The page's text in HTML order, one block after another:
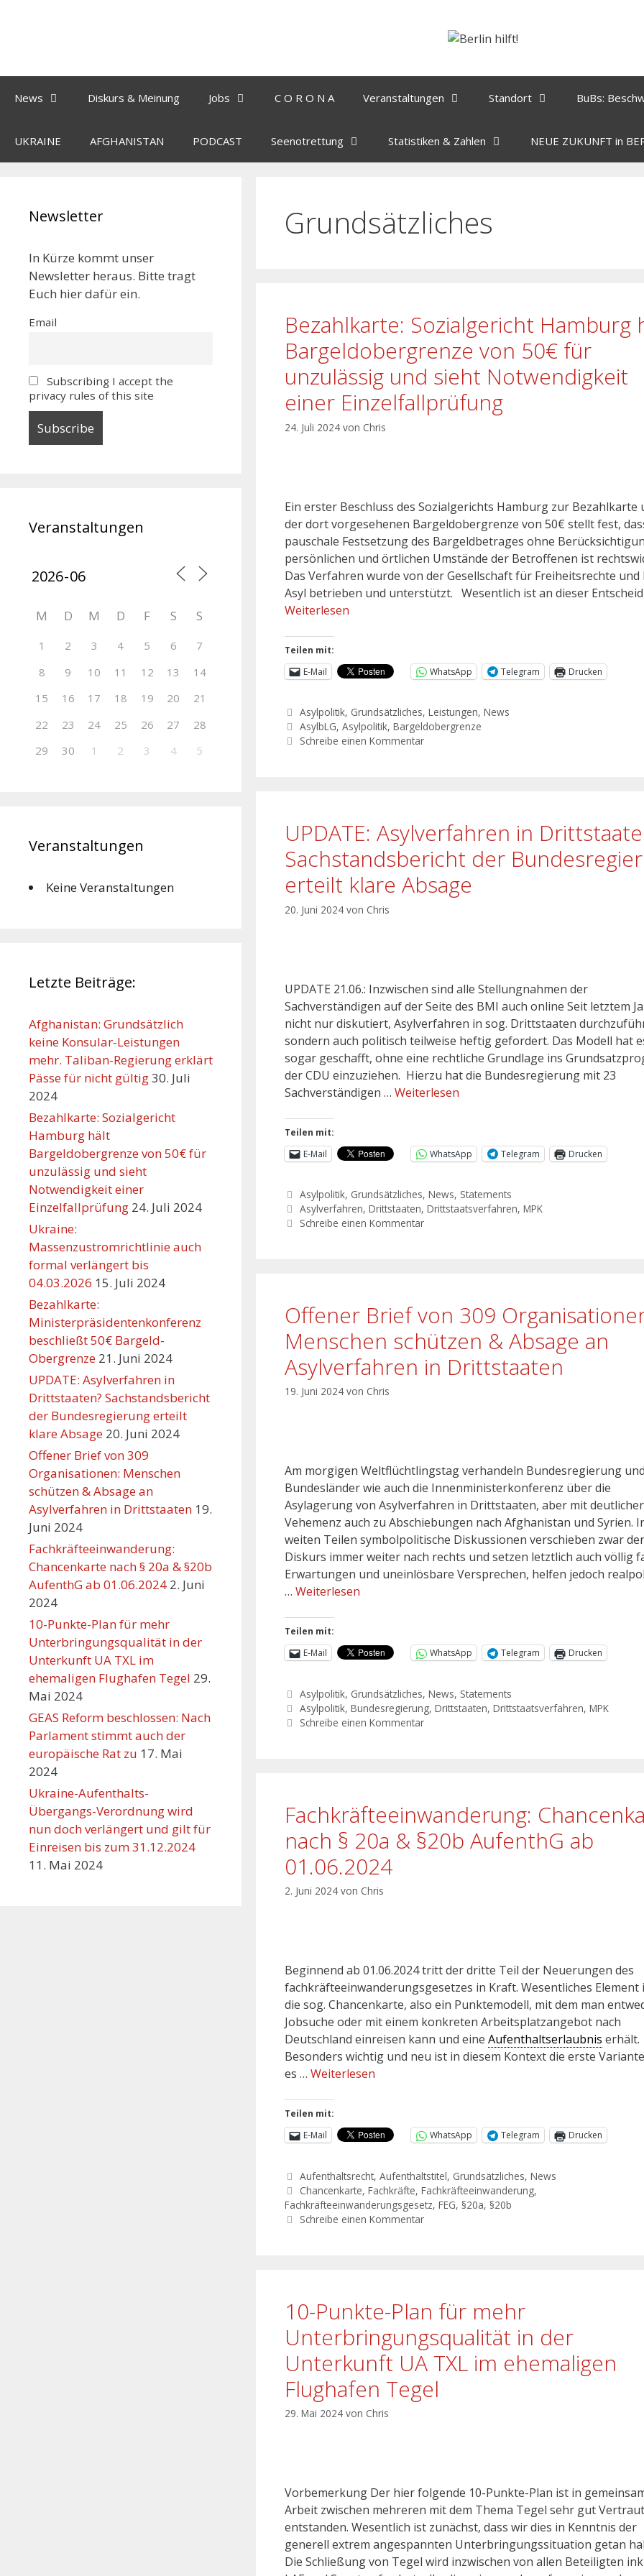
News Diskurs & Meinung Jobs C O R O N A Veranstaltungen Standort BuBs:
UKRAINE AFGHANISTAN PODCAST Seenotrettung Statistiken & Zahlen NEUE ZUKUNFT in
Grundsätzliches
Bezahlkarte: Sozialgericht Hamburg
Bargeldobergrenze von 50€ für
unzulässig und sieht Notwendigkeit
einer Einzelfallprüfung
24. Juli 2024 von Chris
Ein erster Beschluss des Sozialgerichts Hamburg zur Bezahlkarte
der dort vorgesehenen Bargeldobergrenze von 50€ stellt fest,
pauschale Festsetzung des Bargeldbetrages ohne
persönlichen und örtlichen Umstände der Betroffenen ist
Das Verfahren wurde von der Gesellschaft für Freiheitsrechte und
Asyl betrieben und unterstützt. Wesentlich ist an dieser
Weiterlesen
Teilen mit:
E-Mail
WhatsApp Telegram Drucken
Asylpolitik, Grundsätzliches,Leistungen,News
AsylbLG,Asylpolitik,Bargeldobergrenze
Schreibe einen Kommentar
UPDATE: Asylverfahren in
Sachstandsbericht der
erteilt klare Absage
20. Juni 2024 von Chris
UPDATE 21.06.: Inzwischen sind alle Stellungnahmen der
Sachverständigen auf der Seite des BMI auch online Seit letztem
nicht nur diskutiert, Asylverfahren in sog. Drittstaaten
sondern auch politisch teilweise heftig gefordert. Das Modell hat
sogar geschafft, ohne eine rechtliche Grundlage ins
der CDU einzuziehen. Hierzu hat die Bundesregierung mit 23
Sachverständigen … Weiterlesen
Teilen mit:
E-Mail
WhatsApp Telegram Drucken
Asylpolitik, Grundsätzliches,News, Statements
Asylverfahren,Drittstaaten,Drittstaatsverfahren,MPK
Schreibe einen Kommentar
Offener Brief von 309
Menschen schützen & Absage an
Asylverfahren in Drittstaaten
19. Juni 2024 von Chris
Am morgigen Weltflüchtlingstag verhandeln Bundesregierung
Bundesländer wie auch die Innenministerkonferenz über die
Asylagerung von Asylverfahren in Drittstaaten, aber mit deutlicher
Vehemenz auch zu Abschiebungen nach Afghanistan und Syrien.
weiten Teilen symbolpolitische Diskussionen verschieben zwar
Diskurs immer weiter nach rechts und setzen letztlich auch völlig
Erwartungen und uneinlösbare Versprechen, helfen jedoch
… Weiterlesen
Teilen mit:
E-Mail
WhatsApp Telegram Drucken
Asylpolitik, Grundsätzliches,News, Statements
Asylpolitik,Bundesregierung,Drittstaaten,Drittstaatsverfahren,MPK
Schreibe einen Kommentar
Fachkräfteeinwanderung:
nach § 20a & §20b AufenthG ab
01.06.2024
2. Juni 2024 von Chris
Beginnend ab 01.06.2024 tritt der dritte Teil der Neuerungen des
fachkräfteeinwanderungsgesetzes in Kraft. Wesentliches Element
die sog. Chancenkarte, also ein Punktemodell, mit dem man
Jobsuche oder mit einem konkreten Arbeitsplatzangebot nach
Deutschland einreisen kann und eine Aufenthaltserlaubnis erhält.
Besonders wichtig und neu ist in diesem Kontext die erste
es … Weiterlesen
Teilen mit:
E-Mail
WhatsApp Telegram Drucken
Aufenthaltsrecht,Aufenthaltstitel, Grundsätzliches,News
Chancenkarte,Fachkräfte,Fachkräfteeinwanderung,
Fachkräfteeinwanderungsgesetz, FEG, §20a, §20b
Schreibe einen Kommentar
10-Punkte-Plan für mehr
Unterbringungsqualität in der
Unterkunft UA TXL im ehemaligen
Flughafen Tegel
29. Mai 2024 von Chris
Vorbemerkung Der hier folgende 10-Punkte-Plan ist in
Arbeit zwischen mehreren mit dem Thema Tegel sehr gut
entstanden. Wesentlich ist zunächst, dass wir dies in Kenntnis der
generell extrem angespannten Unterbringungssituation getan
Die Schließung von Tegel wird inzwischen von allen Beteiligten
Newsletter
In Kürze kommt unser
Newsletter heraus. Bitte tragt
Euch hier dafür ein.
Email
Subscribing I accept the
privacy rules of this site
Veranstaltungen
M D M D F S S
1 2 3 4 5 6
7
8
9 10 11 12 13
14
15
16 17 18 19 20
21
22
23 24 25 26 27
28
29
30 1 2 3 4 5
Veranstaltungen
Keine Veranstaltungen
Letzte Beiträge:
Afghanistan: Grundsätzlich
keine Konsular-Leistungen
mehr. Taliban-Regierung erklärt
Pässe für nicht gültig30. Juli
2024
Bezahlkarte: Sozialgericht
Hamburg hält
Bargeldobergrenze von 50€ für
unzulässig und sieht
Notwendigkeit einer
Einzelfallprüfung 24. Juli 2024
Ukraine:
Massenzustromrichtlinie auch
formal verlängert bis
04.03.2026 15. Juli 2024
Bezahlkarte:
Ministerpräsidentenkonferenz
beschließt 50€ Bargeld-
Obergrenze 21. Juni 2024
UPDATE: Asylverfahren in
Drittstaaten? Sachstandsbericht
der Bundesregierung erteilt
klare Absage 20. Juni 2024
Offener Brief von 309
Organisationen: Menschen
schützen & Absage an
Asylverfahren in Drittstaaten 19.
Juni 2024
Fachkräfteeinwanderung:
Chancenkarte nach § 20a & §20b
AufenthG ab 01.06.2024 2. Juni
2024
10-Punkte-Plan für mehr
Unterbringungsqualität in der
Unterkunft UA TXL im
ehemaligen Flughafen Tegel 29.
Mai 2024
GEAS Reform beschlossen: Nach
Parlament stimmt auch der
europäische Rat zu 17. Mai
2024
Ukraine-Aufenthalts-
Übergangs-Verordnung wird
nun doch verlängert und gilt für
Einreisen bis zum 31.12.2024
11. Mai 2024